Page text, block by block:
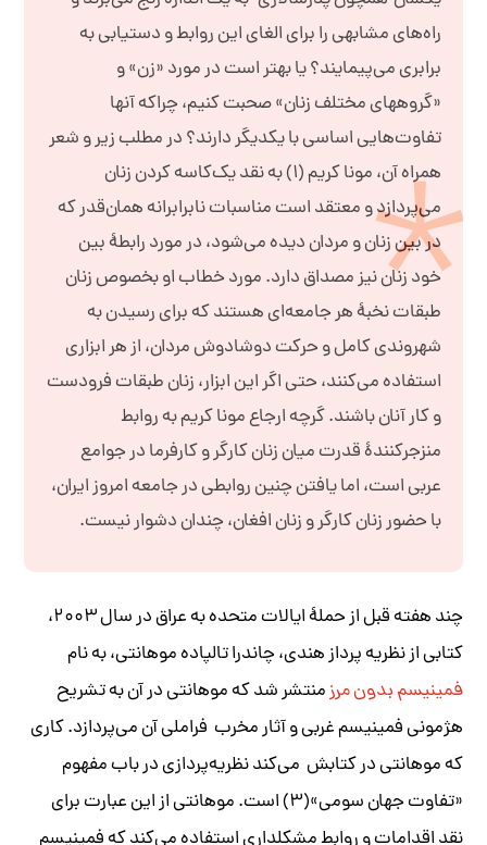
راه‌های مشابهی را برای الغای این روابط و دستیابی به
برابری می‌پیمایند؟ یا بهتر است در مورد «زن» و
«گروههای مختلف زنان» صحبت کنیم، چراکه آنها
تفاوت‌هایی اساسی با یکدیگر دارند؟ در مطلب زیر و شعر
همراه آن، مونا کریم (۱) به نقد یک‌کاسه کردن زنان
می‌پردازد و معتقد است مناسبات نابرابرانه همان‌قدر که
در بین زنان و مردان دیده می‌شود، در مورد رابطۀ بین
خود زنان نیز مصداق دارد. مورد خطاب او بخصوص زنان
طبقات نخبۀ هر جامعه‌ای هستند که برای رسیدن به
شهروندی کامل و حرکت دوشادوش مردان، از هر ابزاری
استفاده می‌کنند، حتی اگر این ابزار، زنان طبقات فرودست
و کار آنان باشند. گرچه ارجاع مونا کریم به روابط
منزجرکنندۀ قدرت میان زنان کارگر و کارفرما در جوامع
عربی است، اما یافتن چنین روابطی در جامعه امروز ایران،
با حضور زنان کارگر و زنان افغان، چندان دشوار نیست.
چند هفته قبل از حملۀ ایالات متحده به عراق در سال ۲۰۰۳،
کتابی از نظریه پرداز هندی، چاندرا تالپاده موهانتی، به نام
فمینیسم بدون مرزمنتشر شد که موهانتی در آن به تشریح
هژمونی فمینیسم غربی و آثار مخرب فراملی آن می‌پردازد. کاری
که موهانتی در کتابش می‌کند نظریه‌پردازی در باب مفهوم
«تفاوت جهان سومی»(۳) است. موهانتی از این عبارت برای